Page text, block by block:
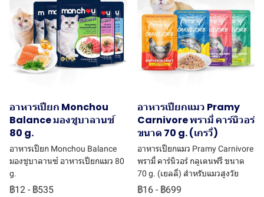
อาหารเปียก Monchou
Balance มองชูบาลานซ์
80 g.
อาหารเปียก Monchou Balance
มองชูบาลานซ์ อาหารเปียกแมว 80
g.
฿12 - ฿535
อาหารเปียกแมว Pramy
Carnivore พรามี่ คาร์นิวอร์
ขนาด 70 g. (เกรวี่)
อาหารเปียกแมว Pramy Carnivore
พรามี่ คาร์นิวอร์ กลูเตนฟรี ขนาด
70 g. (เยลลี่) สำหรับแมวสูงวัย
฿16- ฿699